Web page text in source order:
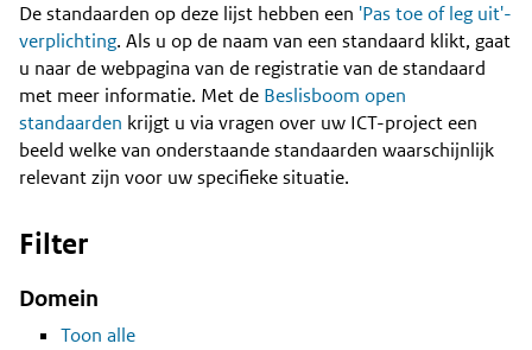
Content
De standaarden op deze lijst hebben een 'Pas toe of leg uit'-
verplichting. Als u op de naam van een standaard klikt, gaat
u naar de webpagina van de registratie van de standaard
met meer informatie. Met de Beslisboom open
standaarden krijgt u via vragen over uw ICT-project een
beeld welke van onderstaande standaarden waarschijnlijk
relevant zijn voor uw specifieke situatie.
Filter
Domein
Toon alle